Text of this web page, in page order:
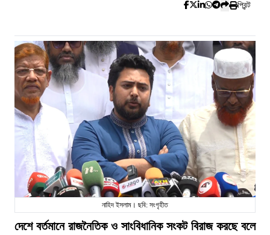
প্রিন্ট
নাহিদ ইসলাম। ছবি: সংগৃহীত
দেশে বর্তমানে রাজনৈতিক ও সাংবিধানিক সংকট বিরাজ করছে বলে